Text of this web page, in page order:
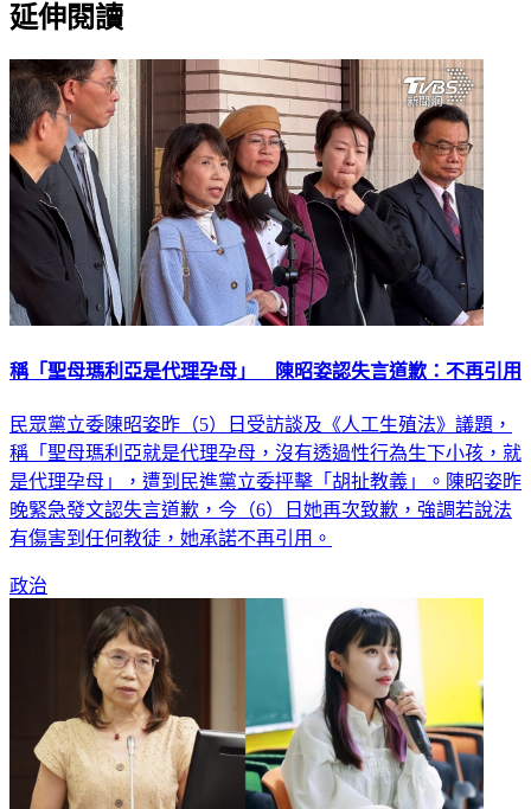
延伸閱讀
稱「聖母瑪利亞是代理孕母」 陳昭姿認失言道歉：不再引用
民眾黨立委陳昭姿昨（5）日受訪談及《人工生殖法》議題，
稱「聖母瑪利亞就是代理孕母，沒有透過性行為生下小孩，就
是代理孕母」，遭到民進黨立委抨擊「胡扯教義」。陳昭姿昨
晚緊急發文認失言道歉，今（6）日她再次致歉，強調若說法
有傷害到任何教徒，她承諾不再引用。
政治